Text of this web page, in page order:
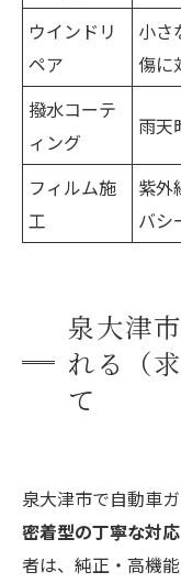
ウインドリ
ペア
小さ
傷に
撥水コーテ
ィング
雨天
フィルム施
工
紫外
バシ
泉大津
れる（
て
泉大津市で自動車
密着型の丁寧な対応
者は、純正・高機